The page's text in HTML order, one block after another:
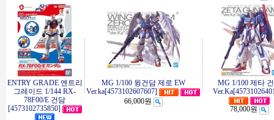
ENTRY GRADE 엔트리
그레이드 1/144 RX-
78F00/E 건담
[4573102735850]
MG 1/100 윙건담 제로 EW
Ver.ka[4573102607607]
66,000원
MG 1/100 제타
78,000원